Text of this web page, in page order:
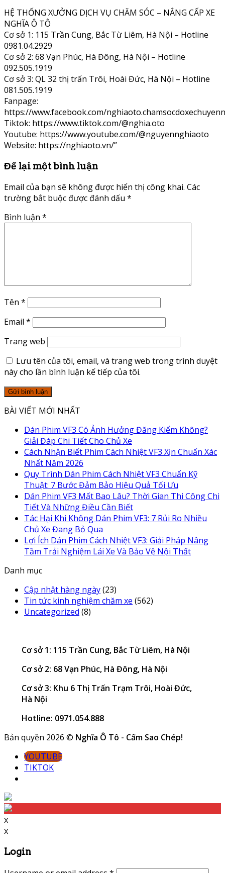
HỆ THỐNG XƯỞNG DỊCH VỤ CHĂM SÓC – NÂNG CẤP XE
NGHĨA Ô TÔ
Cơ sở 1: 115 Trần Cung, Bắc Từ Liêm, Hà Nội – Hotline
0981.04.2929
Cơ sở 2: 68 Vạn Phúc, Hà Đông, Hà Nội – Hotline
092.505.1919
Cơ sở 3: QL 32 thị trấn Trôi, Hoài Đức, Hà Nội – Hotline
081.505.1919
Fanpage:
https://www.facebook.com/
Tiktok: https://www.tiktok.com/@nghia.oto
Youtube: https://www.youtube.com/@nguyennghiaoto
Website: https://nghiaoto.vn/”
Để lại một bình luận
Email của bạn sẽ không được hiển thị công khai. Các
trường bắt buộc được đánh dấu *
Bình luận *
Tên *
Email *
Trang web
Lưu tên của tôi, email, và trang web trong trình duyệt
này cho lần bình luận kế tiếp của tôi.
BÀI VIẾT MỚI NHẤT
Dán Phim VF3 Có Ảnh Hưởng Đăng Kiểm Không?
Giải Đáp Chi Tiết Cho Chủ Xe
Cách Nhận Biết Phim Cách Nhiệt VF3 Xịn Chuẩn Xác
Nhất Năm 2026
Quy Trình Dán Phim Cách Nhiệt VF3 Chuẩn Kỹ
Thuật: 7 Bước Đảm Bảo Hiệu Quả Tối Ưu
Dán Phim VF3 Mất Bao Lâu? Thời Gian Thi Công Chi
Tiết Và Những Điều Cần Biết
Tác Hại Khi Không Dán Phim VF3: 7 Rủi Ro Nhiều
Chủ Xe Đang Bỏ Qua
Lợi Ích Dán Phim Cách Nhiệt VF3: Giải Pháp Nâng
Tầm Trải Nghiệm Lái Xe Và Bảo Vệ Nội Thất
Danh mục
Cập nhật hàng ngày(23)
Tin tức kinh nghiệm chăm xe (562)
Uncategorized (8)
Cơ sở 1: 115 Trần Cung, Bắc Từ Liêm, Hà Nội
Cơ sở 2: 68 Vạn Phúc, Hà Đông, Hà Nội
Cơ sở 3: Khu 6 Thị Trấn Trạm Trôi, Hoài Đức,
Hà Nội
Hotline: 0971.054.888
Bản quyền 2026 © Nghĩa Ô Tô - Cấm Sao Chép!
YOUTUBE
TIKTOK
x
x
Login